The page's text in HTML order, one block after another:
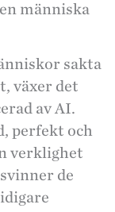
människa
sakta
växer det
av AI.
perfekt och
verklighet
de